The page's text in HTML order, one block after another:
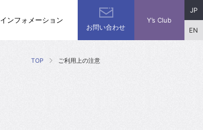
インフォメーション
お問い合わせ
Y’s Club
JP
EN
TOP ご利用上の注意